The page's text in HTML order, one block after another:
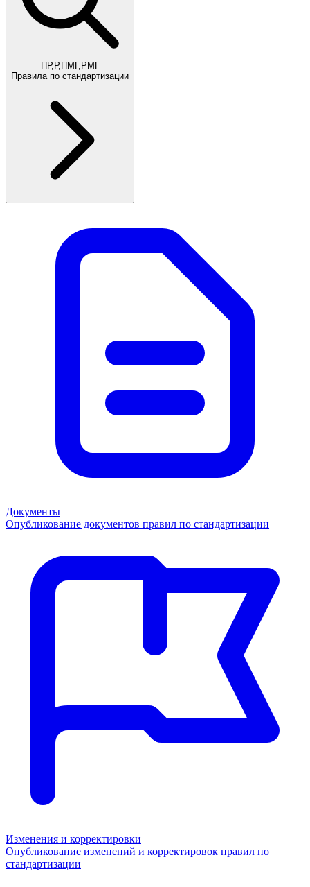
ПР,Р,ПМГ,РМГ
Правила по стандартизации
Документы
Опубликование документов правил по стандартизации
Изменения и корректировки
Опубликование изменений и корректировок правил по
стандартизации